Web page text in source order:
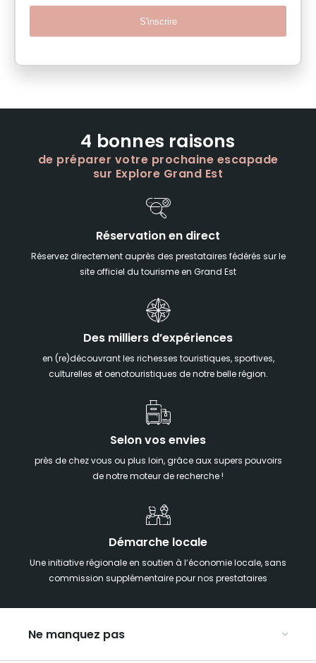
S'inscrire
4 bonnes raisons
de préparer votre prochaine escapade
sur Explore Grand Est
Réservation en direct
Réservez directement auprès des prestataires fédérés sur le
site officiel du tourisme en Grand Est
Des milliers d’expériences
en (re)découvrant les richesses touristiques, sportives,
culturelles et oenotouristiques de notre belle région.
Selon vos envies
près de chez vous ou plus loin, grâce aux supers pouvoirs
de notre moteur de recherche !
Démarche locale
Une initiative régionale en soutien à l’économie locale, sans
commission supplémentaire pour nos prestataires
Ne manquez pas